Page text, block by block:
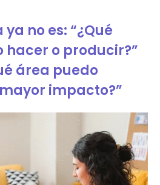
no es: “¿Qué
hacer o producir?”
área puedo
impacto?”